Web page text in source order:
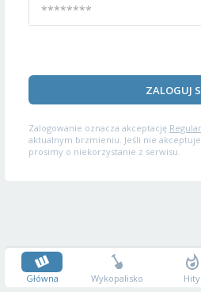
ZALOGUJ
Zalogowanie oznacza akceptację
aktualnym brzmieniu. Jeśli nie
prosimy o niekorzystanie z serwisu.
Główna Wykopalisko Hity